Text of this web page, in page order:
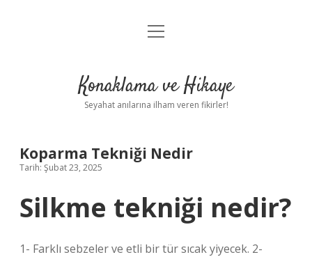
Anasayfa
Yasal Uyarı
menüyü
Konaklama ve Hikaye
Seyahat anılarına ilham veren fikirler!
Koparma Tekniği Nedir
Tarih: Şubat 23, 2025
Silkme tekniği nedir?
1- Farklı sebzeler ve etli bir tür sıcak yiyecek. 2-